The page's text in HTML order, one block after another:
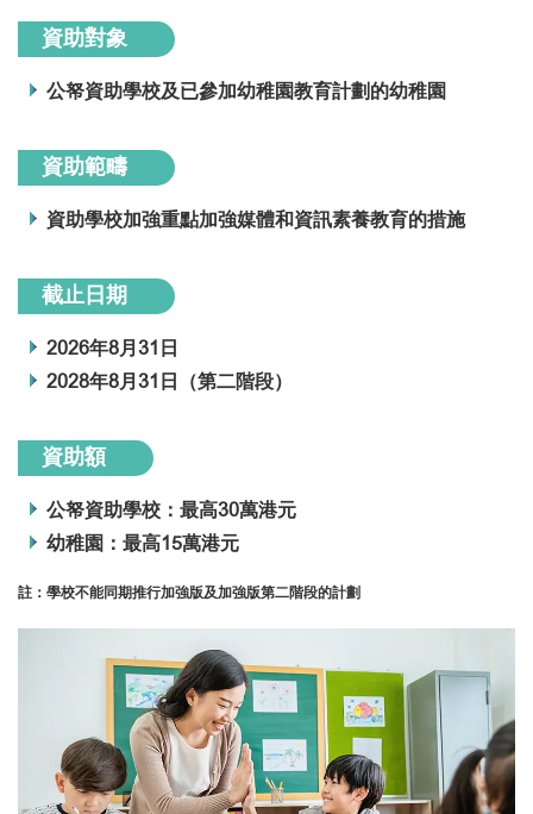
資助對象
公帑資助學校及已參加幼稚園教育計劃的幼稚園
資助範疇
資助學校加強重點加強媒體和資訊素養教育的措施
截止日期
2026年8月31日
2028年8月31日（第二階段）
資助額
公帑資助學校：最高30萬港元
幼稚園：最高15萬港元
註：學校不能同期推行加強版及加強版第二階段的計劃